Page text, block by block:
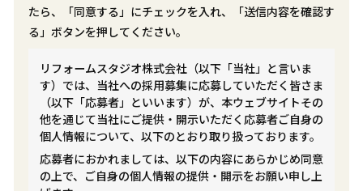
たら、「同意する」にチェックを入れ、「送信内容を確認す
る」ボタンを押してください。
リフォームスタジオ株式会社（以下「当社」と言いま
す）では、当社への採用募集に応募していただく皆さま
（以下「応募者」といいます）が、本ウェブサイトその
他を通じて当社にご提供・開示いただく応募者ご自身の
個人情報について、以下のとおり取り扱っております。
応募者におかれましては、以下の内容にあらかじめ同意
の上で、ご自身の個人情報の提供・開示をお願い申し上